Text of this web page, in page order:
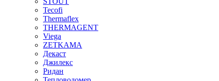
Tecofi
Thermaflex
THERMAGENT
Viega
ZETKAMA
Декаст
Джилекс
Ридан